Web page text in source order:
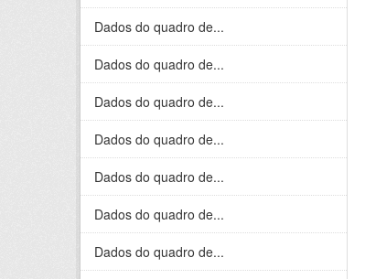
Dados do quadro de...
Dados do quadro de...
Dados do quadro de...
Dados do quadro de...
Dados do quadro de...
Dados do quadro de...
Dados do quadro de...